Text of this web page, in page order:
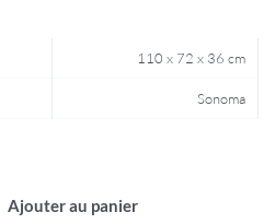
110 x 72 x 36 cm
Sonoma
Ajouter au panier